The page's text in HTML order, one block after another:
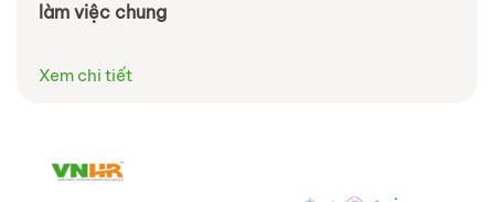
làm việc chung
Xem chi tiết